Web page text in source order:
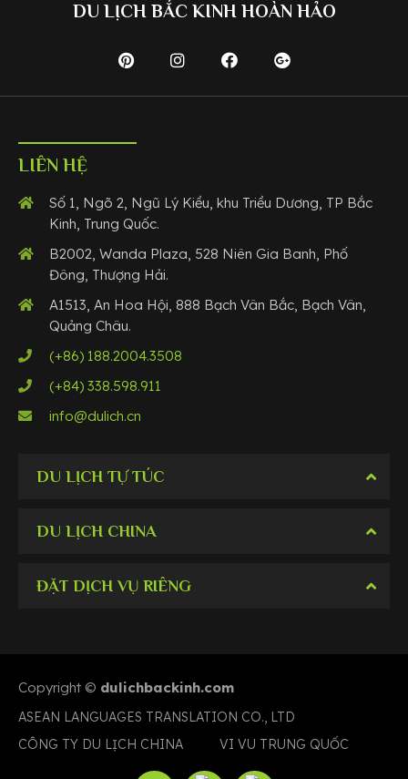
DU LỊCH BẮC KINH HOÀN HẢO
LIÊN HỆ
Số 1, Ngõ 2, Ngũ Lý Kiều, khu Triều Dương, TP Bắc
Kinh, Trung Quốc.
B2002, Wanda Plaza, 528 Niên Gia Banh, Phố
Đông, Thượng Hải.
A1513, An Hoa Hội, 888 Bạch Vân Bắc, Bạch Vân,
Quảng Châu.
(+86) 188.2004.3508
(+84) 338.598.911
info@dulich.cn
DU LỊCH TỰ TÚC
DU LỊCH CHINA
ĐẶT DỊCH VỤ RIÊNG
Copyright © dulichbackinh.com
ASEAN LANGUAGES TRANSLATION CO., LTD
CÔNG TY DU LỊCH CHINA
VI VU TRUNG QUỐC